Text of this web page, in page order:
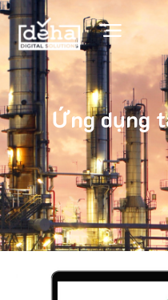
Ứng dụng